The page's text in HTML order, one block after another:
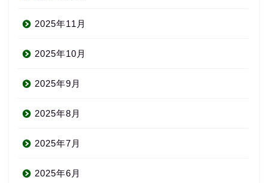
2025年11月
2025年10月
2025年9月
2025年8月
2025年7月
2025年6月